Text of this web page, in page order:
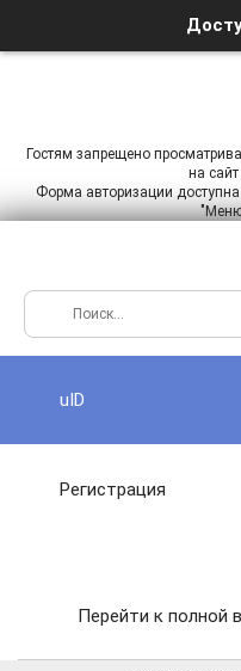
Гостям запрещено
на
Форма авторизации
uID
Регистрация
Перейти к полной